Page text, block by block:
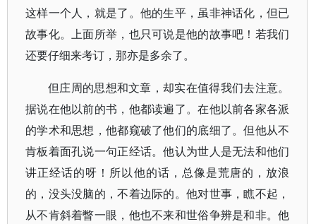
这样一个人，就是了。他的生平，虽非神话化，但已
故事化。上面所举，也只可说是他的故事吧！若我们
还要仔细来考订，那亦是多余了。
但庄周的思想和文章，却实在值得我们去注意。
据说在他以前的书，他都读遍了。在他以前各家各派
的学术和思想，他都窥破了他们的底细了。但他从不
肯板着面孔说一句正经话。他认为世人是无法和他们
讲正经话的呀！所以他的话，总像是荒唐的，放浪
的，没头没脑的，不着边际的。他对世事，瞧不起，
从不肯斜着瞥一眼，他也不来和世俗争辨是和非。他